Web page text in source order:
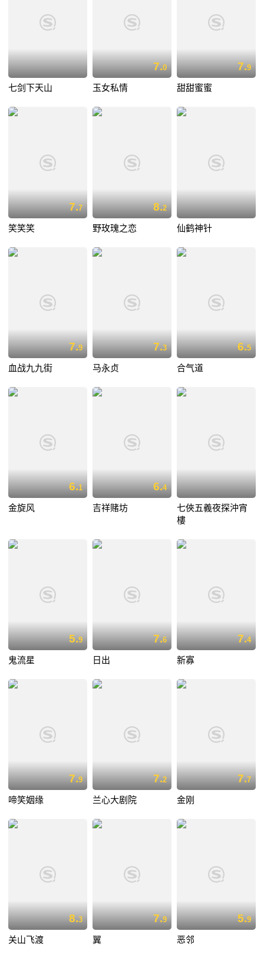
七剑下天山
7.0
玉女私情
7.9
甜甜蜜蜜
7.7
笑笑笑
8.2
野玫瑰之恋 仙鹤神针
7.9
血战九九街
7.3
马永贞
6.5
合气道
6.1
金旋风
6.4
吉祥赌坊
七俠五義夜探沖宵
樓
5.9
鬼流星
7.6
日出
7.4
新寡
7.9
啼笑姻缘
7.2
兰心大剧院
7.7
金刚
8.3
关山飞渡
7.9
翼
5.9
恶邻